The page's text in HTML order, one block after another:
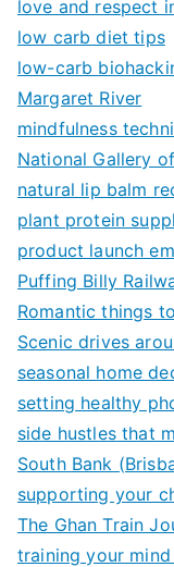
love and respect
low carb diet tips
low-carb
Margaret River
mindfulness
National Gallery
natural lip balm
plant protein
product launch
Puffing Billy
Romantic things
Scenic drives
seasonal home
setting healthy
side hustles that
South Bank
supporting your
The Ghan Train
training your